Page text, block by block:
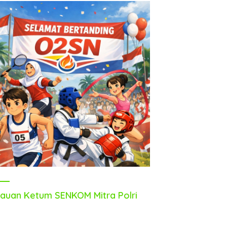
Ketum SENKOM Mitra Polri